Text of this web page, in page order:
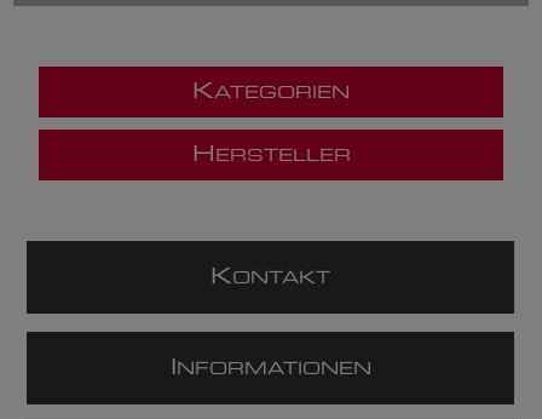
KATEGORIEN
H ERSTELLER
KONTAKT
NFORMATIONEN